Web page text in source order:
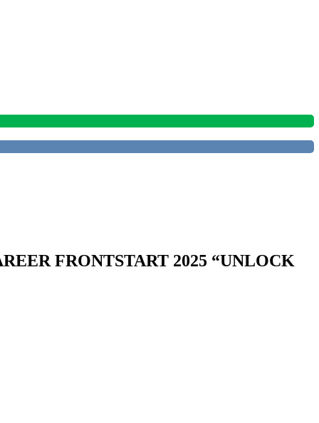
FRONTSTART 2025 “UNLOCK